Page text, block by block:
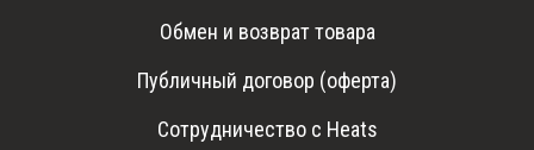
Обмен и возврат товара
Публичный договор (оферта)
Сотрудничество с Heats